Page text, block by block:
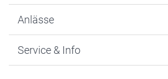
MyNameBook
Fotoabzüge, Fotos als Buch & Poster
Warum smartphoto
Datenschutz
Anlässe
Neujahr
Service & Info